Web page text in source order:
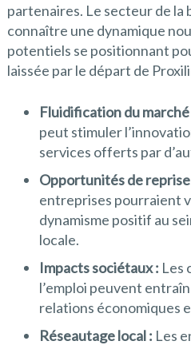
partenaires. Le secteur de la
connaître une dynamique
potentiels se positionnant
laissée par le départ de
Fluidification du marché
peut stimuler
services offerts par
Opportunités de reprise
entreprises pourraient
dynamisme positif au
locale.
Impacts sociétaux : Les
l’emploi peuvent
relations économiques
Réseautage local : Les